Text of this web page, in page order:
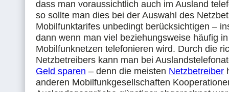
dass man voraussichtlich auch im Ausland
so sollte man dies bei der Auswahl des
Mobilfunktarifes unbedingt berücksichtigen –
dann wenn man viel beziehungsweise häufig
Mobilfunknetzen telefonieren wird. Durch die
Netzbetreibers kann man bei
Geld sparen – denn die meisten Netzbetreiber
anderen Mobilfunkgesellschaften